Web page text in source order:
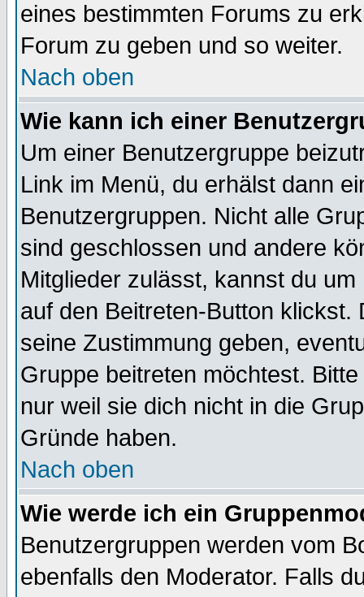
eines bestimmten Forums zu
Forum zu geben und so weiter.
Nach oben
Wie kann ich einer
Um einer Benutzergruppe
Link im Menü, du erhälst dann
Benutzergruppen. Nicht alle
sind geschlossen und andere
Mitglieder zulässt, kannst du
auf den Beitreten-Button
seine Zustimmung geben,
Gruppe beitreten möchtest.
nur weil sie dich nicht in die
Gründe haben.
Nach oben
Wie werde ich ein
Benutzergruppen werden vom
ebenfalls den Moderator. Falls